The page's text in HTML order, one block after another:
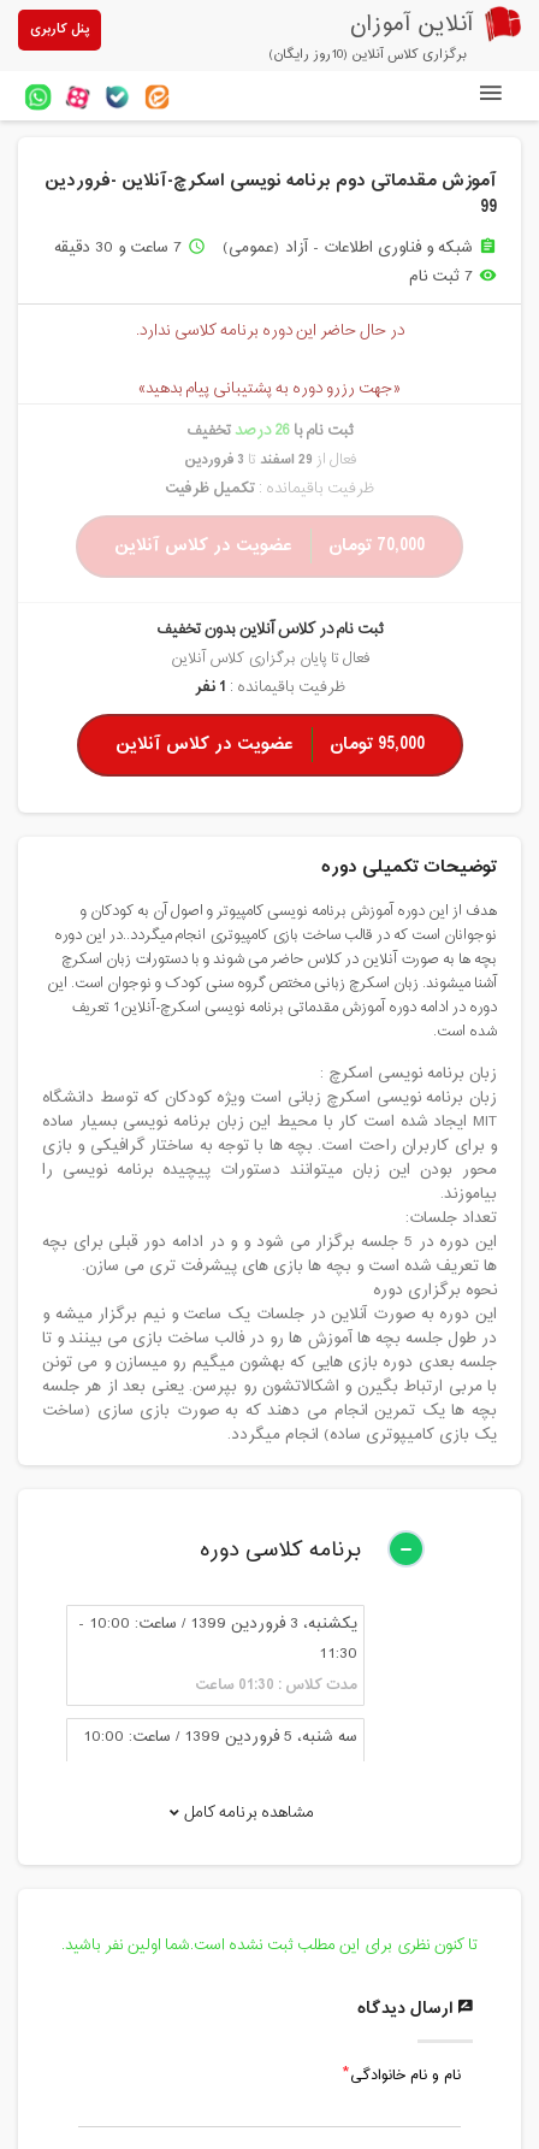
آنلاین آموزان
برگزاری کلاس آنلاین (10روز رایگان)
پنل کاربری
آزمون های آنلاین
مقالات آنلاین آموزان
پیشنهادهای ویژه
تخفیفهای مشارکتی
درباره ما
آموزش مقدماتی دوم برنامه نویسی اسکرچ-آنلاین -فروردین
99
assignment شبکه و فناوری اطلاعات - آزاد (عمومی) access_time 7 ساعت و 30 دقیقه
remove_red_eye 7 ثبت نام
در حال حاضر این دوره برنامه کلاسی ندارد.
«جهت رزرو دوره به پشتیبانی پیام بدهید»
ثبت نام با26 درصد تخفیف
فعال از29 اسفند تا 3 فروردین
ظرفیت باقیمانده :تکمیل ظرفیت
70,000 تومان عضویت در کلاس آنلاین
ثبت نام در کلاس آنلاین بدون تخفیف
فعال تا پایان برگزاری کلاس آنلاین
ظرفیت باقیمانده : 1 نفر
95,000 تومان عضویت در کلاس آنلاین
توضیحات تکمیلی دوره
هدف از این دوره آموزش برنامه نویسی کامپیوتر و اصول آن به کودکان و
نوجوانان است که در قالب ساخت بازی کامپیوتری انجام میگردد..در این دوره
بچه ها به صورت آنلاین در کلاس حاضر می شوند و با دستورات زبان اسکرچ
آشنا میشوند. زبان اسکرچ زبانی مختص گروه سنی کودک و نوجوان است. این
دوره در ادامه دوره آموزش مقدماتی برنامه نویسی اسکرچ-آنلاین1 تعریف
شده است.
زبان برنامه نویسی اسکرچ :
زبان برنامه نویسی اسکرچ زبانی است ویژه کودکان که توسط دانشگاه
MIT ایجاد شده است کار با محیط این زبان برنامه نویسی بسیار ساده
و برای کاربران راحت است. بچه ها با توجه به ساختار گرافیکی و بازی
محور بودن این زبان میتوانند دستورات پیچیده برنامه نویسی را
بیاموزند.
تعداد جلسات:
این دوره در 5 جلسه برگزار می شود و و در ادامه دور قبلی برای بچه
ها تعریف شده است و بچه ها بازی های پیشرفت تری می سازن.
نحوه برگزاری دوره
این دوره به صورت آنلاین در جلسات یک ساعت و نیم برگزار میشه و
در طول جلسه بچه ها آموزش ها رو در فالب ساخت بازی می بینند و تا
جلسه بعدی دوره بازی هایی که بهشون میگیم رو میسازن و می تونن
با مربی ارتباط بگیرن و اشکالاتشون رو بپرسن. یعنی بعد از هر جلسه
بچه ها یک تمرین انجام می دهند که به صورت بازی سازی (ساخت
یک بازی کامیپوتری ساده) انجام میگردد.
برنامه کلاسی دوره
یکشنبه، 3 فروردین 1399 / ساعت: 10:00 -
11:30
مدت کلاس : 01:30 ساعت
سه شنبه، 5 فروردین 1399 / ساعت: 10:00
مدت کلاس : 01:30 ساعت
مدت کلاس : 01:30 ساعت
مشاهده برنامه کامل
تا کنون نظری برای این مطلب ثبت نشده است.شما اولین نفر باشید.
ارسال دیدگاه
نام و نام خانوادگی